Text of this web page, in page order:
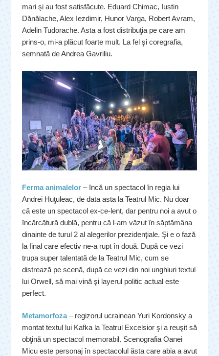
mari şi au fost satisfăcute. Eduard Chimac, Iustin
Dănălache, Alex Iezdimir, Hunor Varga, Robert Avram,
Adelin Tudorache. Asta a fost distribuţia pe care am
prins-o, mi-a plăcut foarte mult. La fel şi coregrafia,
semnată de Andrea Gavriliu.
Ferma animalelor – încă un spectacol în regia lui
Andrei Huţuleac, de data asta la Teatrul Mic. Nu doar
că este un spectacol ex-ce-lent, dar pentru noi a avut o
încărcătură dublă, pentru că l-am văzut în săptămâna
dinainte de turul 2 al alegerilor prezidenţiale. Şi e o fază
la final care efectiv ne-a rupt în două. După ce vezi
trupa super talentată de la Teatrul Mic, cum se
distrează pe scenă, după ce vezi din noi unghiuri textul
lui Orwell, să mai vină şi layerul politic actual este
perfect.
Metamorfoza– regizorul ucrainean Yuri Kordonsky a
montat textul lui Kafka la Teatrul Excelsior şi a reuşit să
obţină un spectacol memorabil. Scenografia Oanei
Micu este personaj în spectacolul ăsta care abia a avut